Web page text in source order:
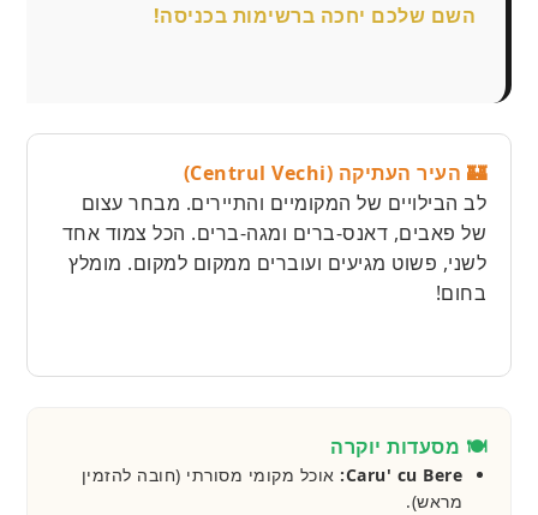
השם שלכם יחכה ברשימות בכניסה!
🏰 העיר העתיקה (Centrul Vechi)
לב הבילויים של המקומיים והתיירים. מבחר עצום
של פאבים, דאנס-ברים ומגה-ברים. הכל צמוד אחד
לשני, פשוט מגיעים ועוברים ממקום למקום. מומלץ
בחום!
🍽️ מסעדות יוקרה
Caru' cu Bere: אוכל מקומי מסורתי (חובה להזמין
מראש).